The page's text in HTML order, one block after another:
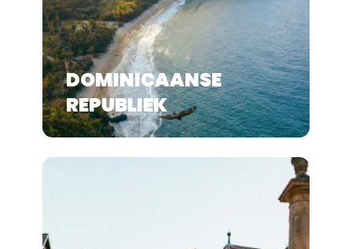
DOMINICAANSE
REPUBLIEK